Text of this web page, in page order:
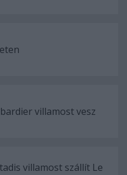
villamost vesz
villamost szállít Le